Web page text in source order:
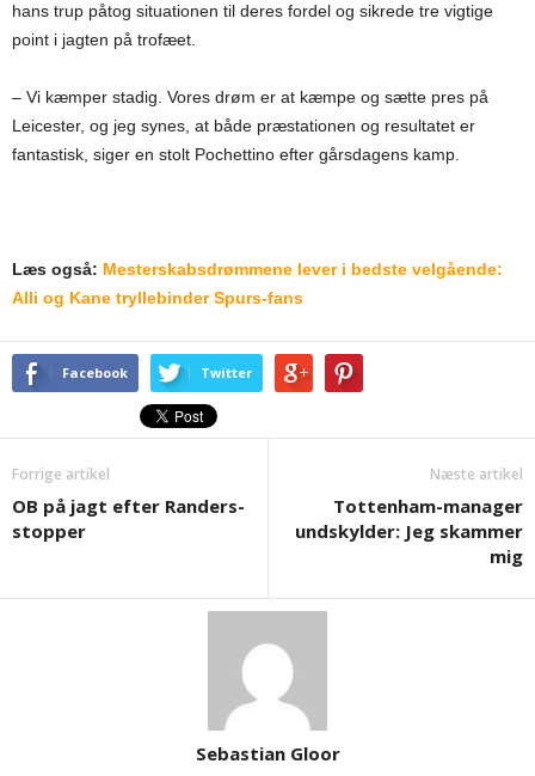
hans trup påtog situationen til deres fordel og sikrede tre vigtige
point i jagten på trofæet.
– Vi kæmper stadig. Vores drøm er at kæmpe og sætte pres på
Leicester, og jeg synes, at både præstationen og resultatet er
fantastisk, siger en stolt Pochettino efter gårsdagens kamp.
Læs også: Mesterskabsdrømmene lever i bedste velgående:
Alli og Kane tryllebinder Spurs-fans
Facebook Twitter
Forrige artikel
OB på jagt efter Randers-
stopper
Næste artikel
Tottenham-manager
undskylder: Jeg skammer
mig
Sebastian Gloor